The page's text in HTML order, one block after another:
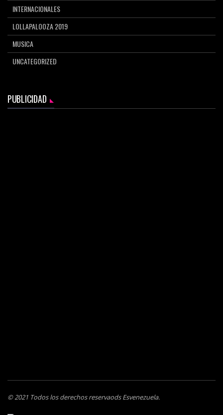
INTERNACIONALES
LOLLAPALOOZA 2019
MUSICA
UNCATEGORIZED
PUBLICIDAD
© 2021 Todos los derechos reservaods Esvenezuela.